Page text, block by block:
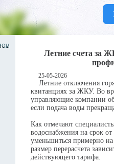
Летние счета за
25-05-2026
Летние отключения
квитанциях за ЖКУ. Во
управляющие компании
если подача воды
Как отмечают
водоснабжения на срок
уменьшиться примерно
размер перерасчета
действующего тарифа.